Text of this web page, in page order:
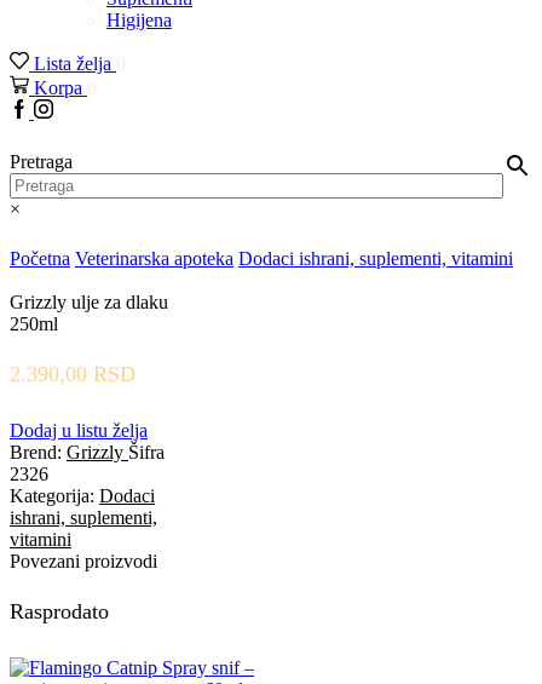
Higijena
Lista želja 0
Korpa 0
Facebook
Instagram
Pretraga
×
Početna Veterinarska apoteka Dodaci ishrani, suplementi, vitamini
Grizzly ulje za dlaku
250ml
2.390,00 RSD
Dodaj u listu želja
Brend: Grizzly Šifra
2326
Kategorija: Dodaci
ishrani, suplementi,
vitamini
Povezani proizvodi
Rasprodato